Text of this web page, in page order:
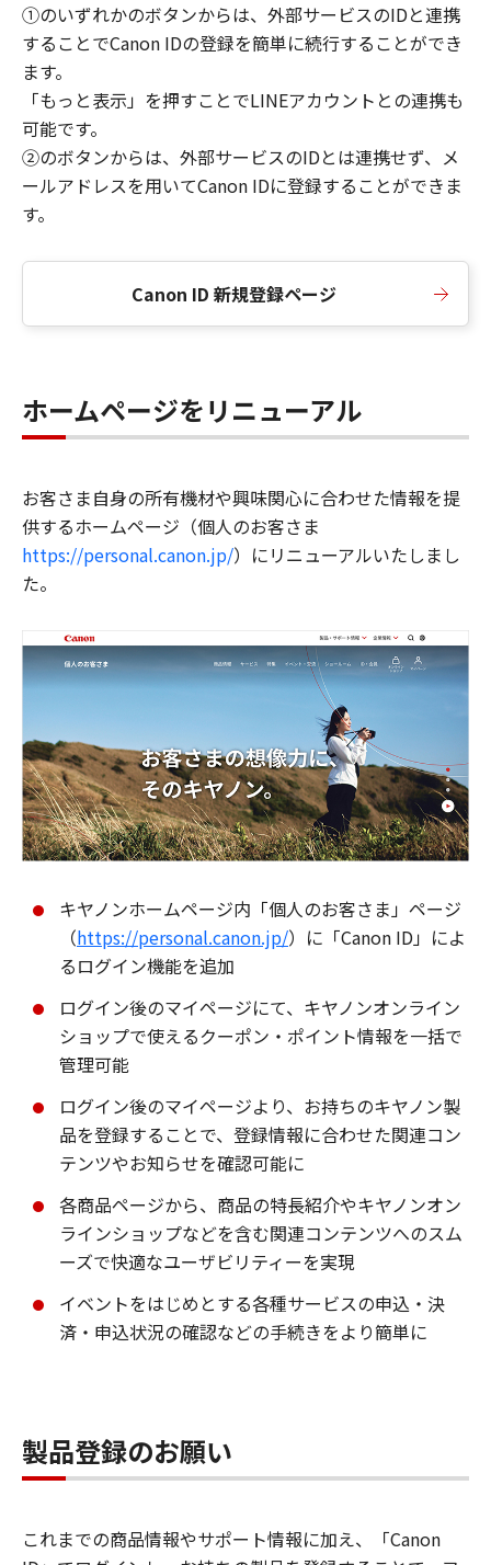
①のいずれかのボタンからは、外部サービスのIDと連携
することでCanon IDの登録を簡単に続行することができ
ます。
「もっと表示」を押すことでLINEアカウントとの連携も
可能です。
②のボタンからは、外部サービスのIDとは連携せず、メ
ールアドレスを用いてCanon IDに登録することができま
す。
Canon ID 新規登録ページ
ホームページをリニューアル
お客さま自身の所有機材や興味関心に合わせた情報を提
供するホームページ（個人のお客さま
https://personal.canon.jp/）にリニューアルいたしまし
た。
キヤノンホームページ内「個人のお客さま」ページ
（https://personal.canon.jp/）に「Canon ID」によ
るログイン機能を追加
ログイン後のマイページにて、キヤノンオンライン
ショップで使えるクーポン・ポイント情報を一括で
管理可能
ログイン後のマイページより、お持ちのキヤノン製
品を登録することで、登録情報に合わせた関連コン
テンツやお知らせを確認可能に
各商品ページから、商品の特長紹介やキヤノンオン
ラインショップなどを含む関連コンテンツへのスム
ーズで快適なユーザビリティーを実現
イベントをはじめとする各種サービスの申込・決
済・申込状況の確認などの手続きをより簡単に
製品登録のお願い
これまでの商品情報やサポート情報に加え、「Canon